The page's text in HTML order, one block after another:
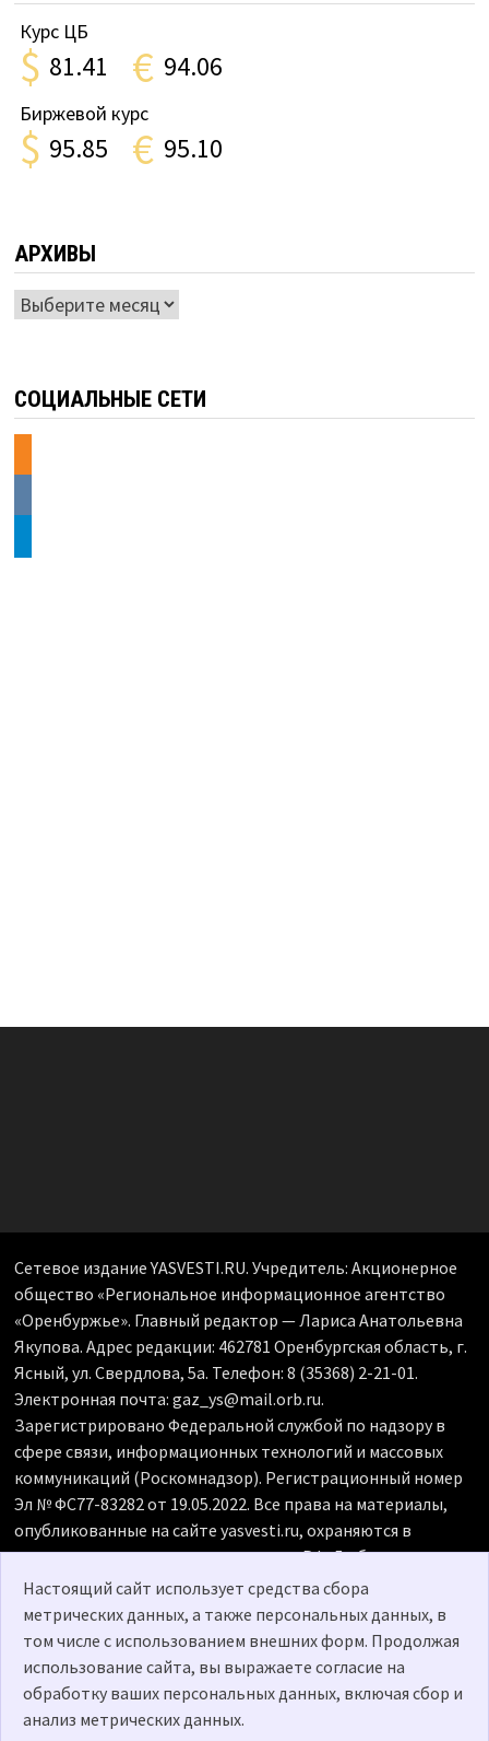
Курс ЦБ
$ 81.41 € 94.06
Биржевой курс
$ 95.85 € 95.10
АРХИВЫ
Архивы
СОЦИАЛЬНЫЕ СЕТИ
Сетевое издание YASVESTI.RU. Учредитель: Акционерное
общество «Региональное информационное агентство
«Оренбуржье». Главный редактор — Лариса Анатольевна
Якупова. Адрес редакции: 462781 Оренбургская область, г.
Ясный, ул. Свердлова, 5а. Телефон: 8 (35368) 2-21-01.
Электронная почта: gaz_ys@mail.orb.ru.
Зарегистрировано Федеральной службой по надзору в
сфере связи, информационных технологий и массовых
коммуникаций (Роскомнадзор). Регистрационный номер
Эл № ФС77-83282 от 19.05.2022. Все права на материалы,
опубликованные на сайте yasvesti.ru, охраняются в
соответствии с законодательством РФ. Любое
использование материалов допускается только по
согласованию с редакцией, гиперссылка на источник
обязательна. Редакция не несет ответственности за
достоверность рекламных объявлений, размещенных на
сайте yasvesti.ru, а также за содержание веб-сайтов, на
которые даны гиперссылки. 18+
Настоящий сайт использует средства сбора
метрических данных, а также персональных данных, в
том числе с использованием внешних форм. Продолжая
использование сайта, вы выражаете согласие на
обработку ваших персональных данных, включая сбор и
анализ метрических данных.